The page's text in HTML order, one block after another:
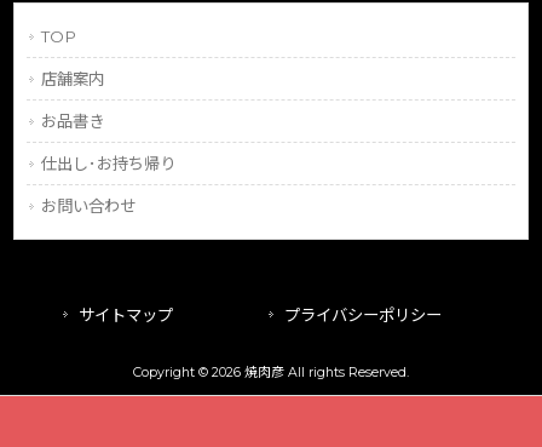
TOP
店舗案内
お品書き
仕出し･お持ち帰り
お問い合わせ
サイトマップ プライバシーポリシー
Copyright © 2026 焼肉彦 All rights Reserved.